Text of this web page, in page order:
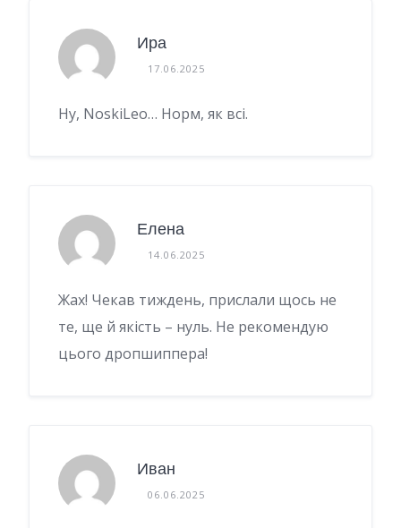
Ира
17.06.2025
Ну, NoskiLeo… Норм, як всі.
Елена
14.06.2025
Жах! Чекав тиждень, прислали щось не
те, ще й якість – нуль. Не рекомендую
цього дропшиппера!
Иван
06.06.2025